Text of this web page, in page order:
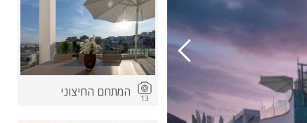
13 המתחם החיצוני